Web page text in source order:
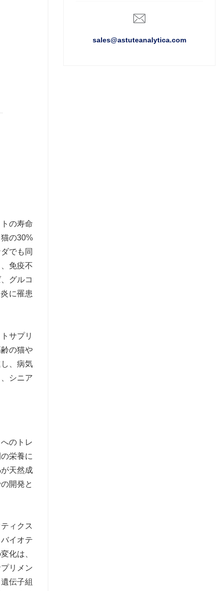
の寿命
の30%
でも同
免疫不
グルコ
に罹患
サプリ
の猫や
、病気
シニア
のトレ
栄養に
天然成
開発と
ィクス
イオテ
化は、
リメン
伝子組
sales@astuteanalytica.com